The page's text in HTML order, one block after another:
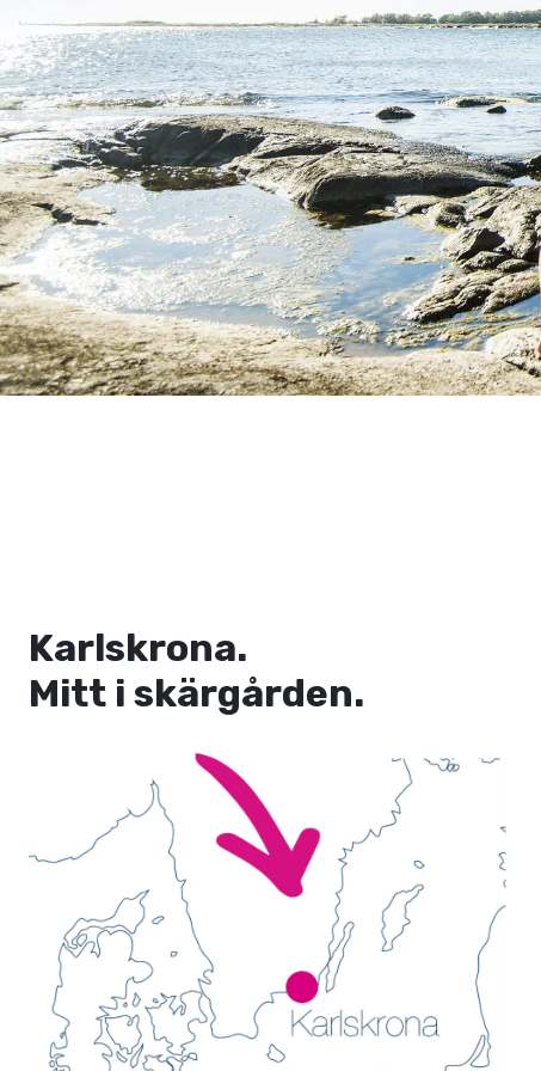
Karlskrona.
Mitt i skärgården.